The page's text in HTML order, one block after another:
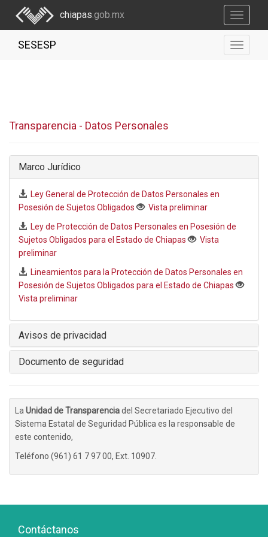
Toggle
chiapas.gob.mx
Toggle
SESESP
Transparencia - Datos Personales
Marco Jurídico
Ley General de Protección de Datos Personales en
Posesión de Sujetos Obligados
Vista preliminar
Ley de Protección de Datos Personales en Posesión de
Sujetos Obligados para el Estado de Chiapas
Vista
preliminar
Lineamientos para la Protección de Datos Personales en
Posesión de Sujetos Obligados para el Estado de Chiapas
Vista preliminar
Avisos de privacidad
Documento de seguridad
La Unidad de Transparenciadel Secretariado Ejecutivo del
Sistema Estatal de Seguridad Pública es la responsable de
este contenido,
Teléfono (961) 61 7 97 00, Ext. 10907.
Contáctanos